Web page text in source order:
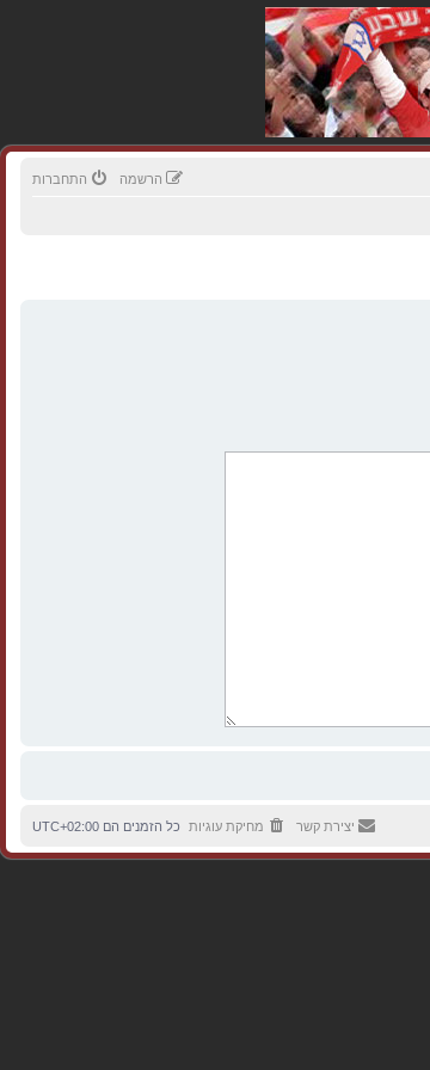
התחברות הרשמה
כל הזמנים הם UTC+02:00 מחיקת עוגיות יצירת קשר